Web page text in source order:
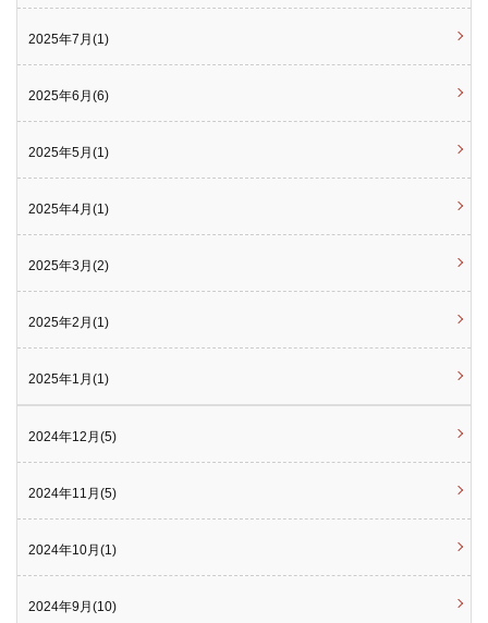
2025年7月(1)
2025年6月(6)
2025年5月(1)
2025年4月(1)
2025年3月(2)
2025年2月(1)
2025年1月(1)
2024年12月(5)
2024年11月(5)
2024年10月(1)
2024年9月(10)